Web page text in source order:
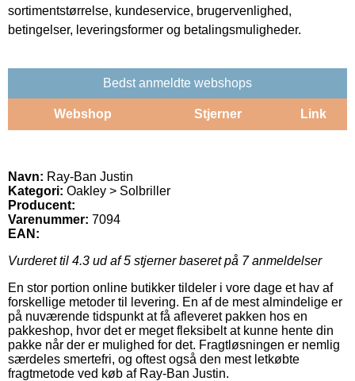
sortimentstørrelse, kundeservice, brugervenlighed,
betingelser, leveringsformer og betalingsmuligheder.
Bedst anmeldte webshops
Webshop Stjerner Link
Navn: Ray-Ban Justin
Kategori: Oakley > Solbriller
Producent:
Varenummer: 7094
EAN:
Vurderet til 4.3 ud af 5 stjerner baseret på 7anmeldelser
En stor portion online butikker tildeler i vore dage et hav af
forskellige metoder til levering. En af de mest almindelige er
på nuværende tidspunkt at få afleveret pakken hos en
pakkeshop, hvor det er meget fleksibelt at kunne hente din
pakke når der er mulighed for det. Fragtløsningen er nemlig
særdeles smertefri, og oftest også den mest letkøbte
fragtmetode ved køb af Ray-Ban Justin.